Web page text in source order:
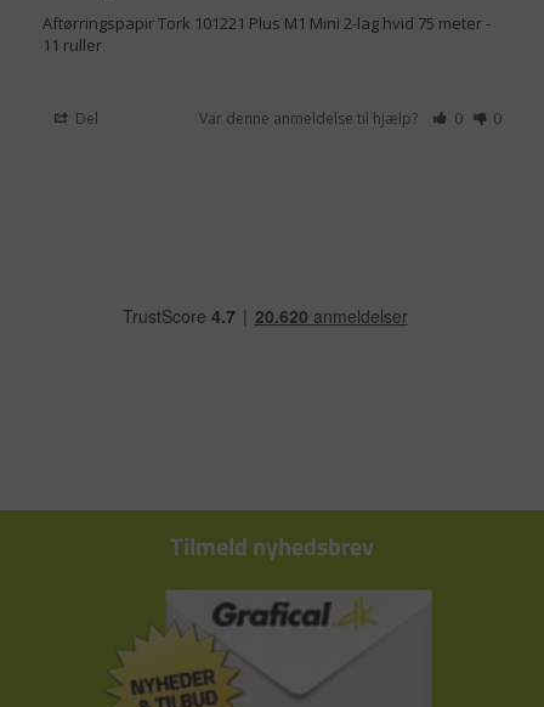
Aftørringspapir Tork 101221 Plus M1 Mini 2-lag hvid 75 meter -
11 ruller
Del Var denne anmeldelse til hjælp? 0 0
Tilmeld nyhedsbrev